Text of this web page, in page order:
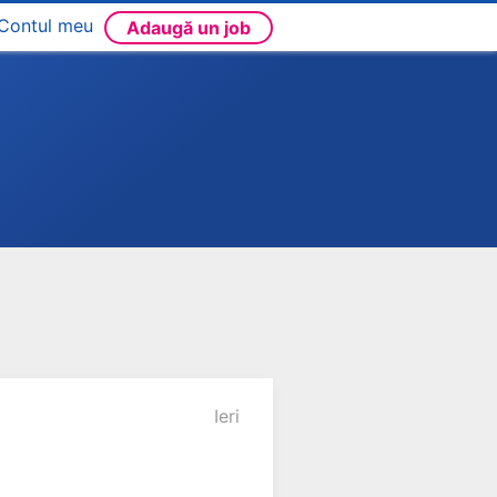
meu Adaugă un job
Ieri